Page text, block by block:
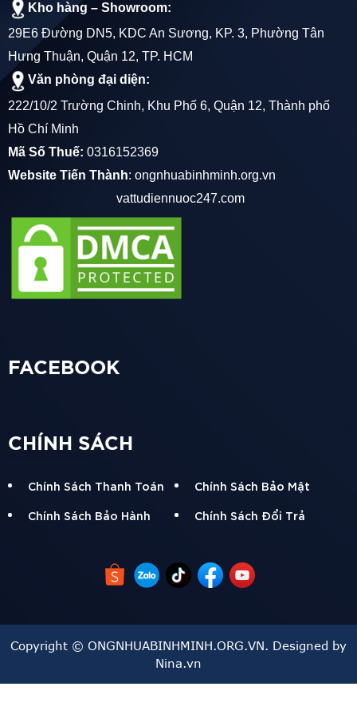
Kho hàng – Showroom:
29E6 Đường DN5, KDC An Sương, KP. 3, Phường Tân
Hưng Thuận, Quận 12, TP. HCM
Văn phòng đại diện:
222/10/2 Trường Chinh, Khu Phố 6, Quận 12, Thành phố
Hồ Chí Minh
Mã Số Thuế: 0316152369
Website Tiến Thành: ongnhuabinhminh.org.vn
vattudiennuoc247.com
FACEBOOK
CHÍNH SÁCH
Chính Sách Thanh Toán
Chính Sách Bảo Mật
Chính Sách Bảo Hành
Chính Sách Đổi Trả
Copyright © ONGNHUABINHMINH.ORG.VN. Designed by
Nina.vn